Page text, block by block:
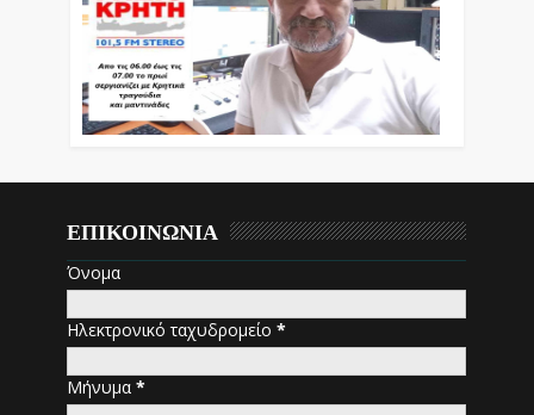
ΕΠΙΚΟΙΝΩΝΙΑ
Όνομα
Ηλεκτρονικό ταχυδρομείο*
Μήνυμα*